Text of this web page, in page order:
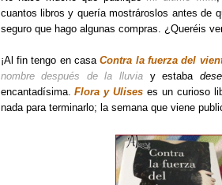
cuantos libros y quería mostrároslos antes de
seguro que hago algunas compras. ¿Queréis
¡Al fin tengo en casaContra la fuerza del
nombre después de la lluviay estaba
encantadísima.Flora y Ulises es un curioso
nada para terminarlo; la semana que viene